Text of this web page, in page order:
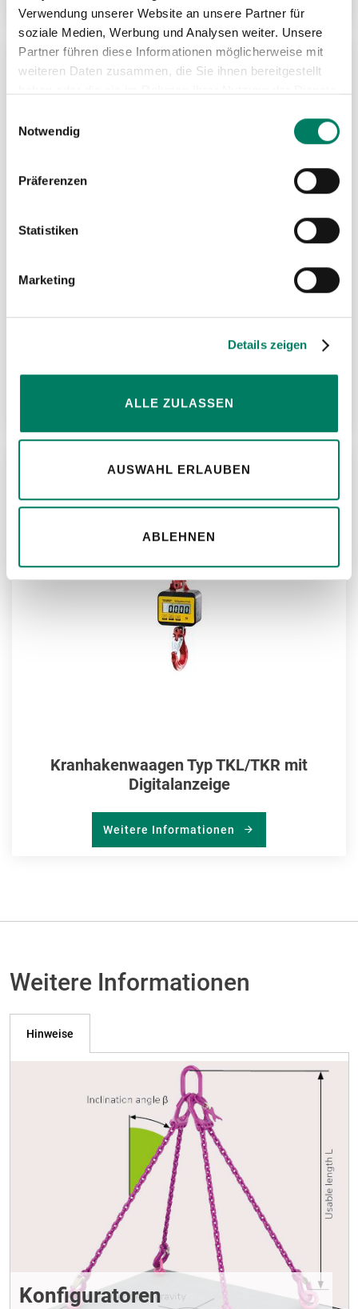
Verwendung unserer Website an unsere Partner für
soziale Medien, Werbung und Analysen weiter. Unsere
Partner führen diese Informationen möglicherweise mit
weiteren Daten zusammen, die Sie ihnen bereitgestellt
Notwendig
Präferenzen
Statistiken
Marketing
Details zeigen
ALLE ZULASSEN
AUSWAHL ERLAUBEN
ABLEHNEN
Kranwaagen Typ HFM mit LED-Display
Weitere Informationen
Kranhakenwaagen Typ TKL/TKR mit
Digitalanzeige
Weitere Informationen
Weitere Informationen
Hinweise
Konfiguratoren